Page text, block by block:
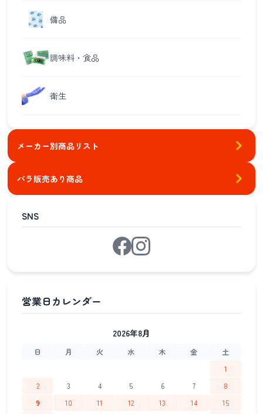
備品
調味料・食品
衛生
メーカー別商品リスト
バラ販売あり商品
SNS
2026年8月
日 月 火 水 木 金
土
1
2
3 4 5 6 7
8
9
10 11 12 13 14
15